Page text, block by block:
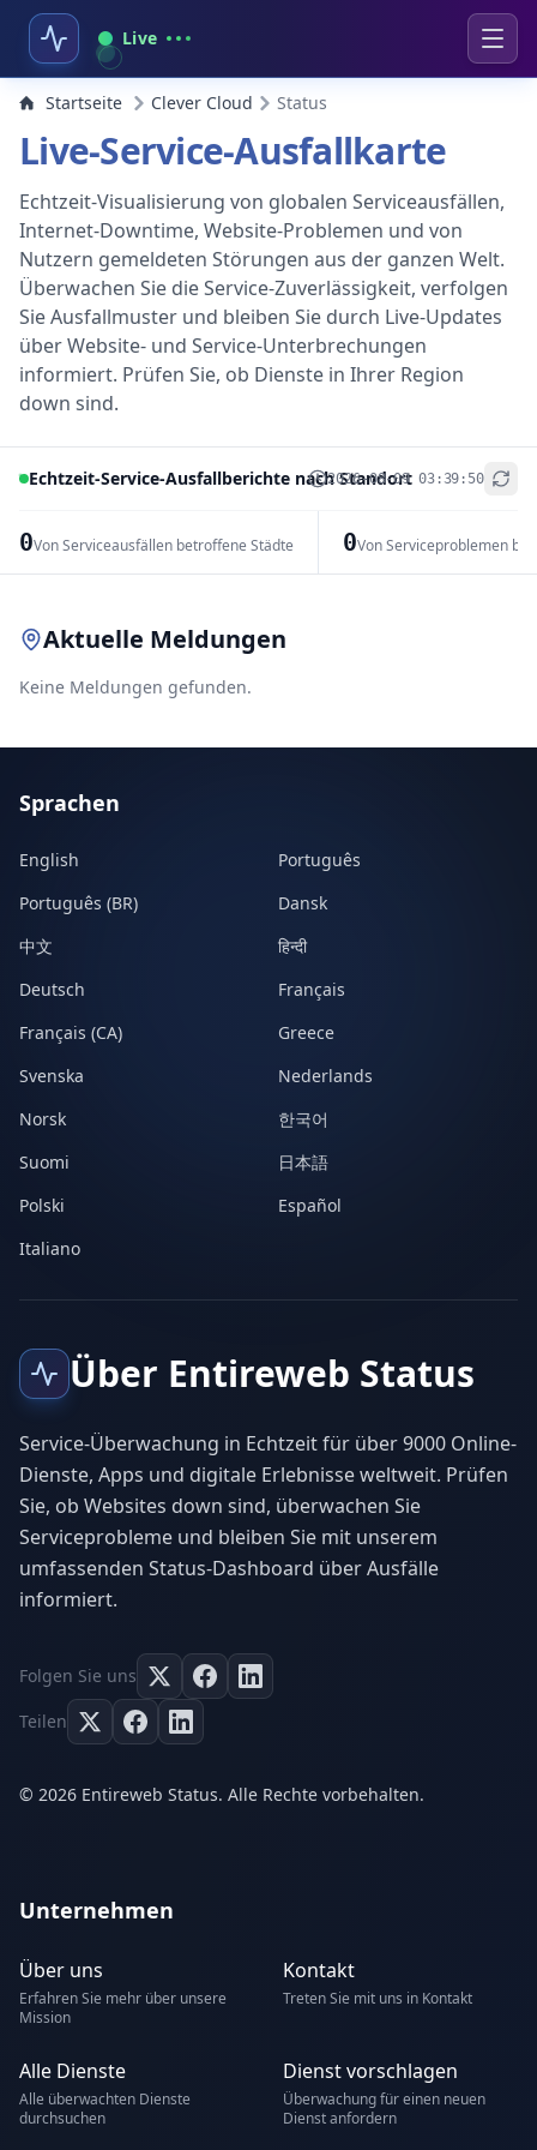
Live
Startseite Clever Cloud Status
Live-Service-Ausfallkarte
Echtzeit-Visualisierung von globalen Serviceausfällen,
Internet-Downtime, Website-Problemen und von
Nutzern gemeldeten Störungen aus der ganzen Welt.
Überwachen Sie die Service-Zuverlässigkeit, verfolgen
Sie Ausfallmuster und bleiben Sie durch Live-Updates
über Website- und Service-Unterbrechungen
informiert. Prüfen Sie, ob Dienste in Ihrer Region
down sind.
Echtzeit-Service-Ausfallberichte nach Standort
2026-08-09 03:39:50
0Von Serviceausfällen betroffene Städte 0Von Serviceproblemen
+
Aktuelle Meldungen
Keine Meldungen gefunden.
Sprachen
English
Português
Português (BR)
Dansk
中文
हिन्दी
Deutsch
Français
Français (CA)
Greece
Svenska
Nederlands
Norsk
한국어
Suomi
日本語
Polski
Español
Italiano
Über Entireweb Status
Service-Überwachung in Echtzeit für über 9000 Online-
Dienste, Apps und digitale Erlebnisse weltweit. Prüfen
Sie, ob Websites down sind, überwachen Sie
Serviceprobleme und bleiben Sie mit unserem
umfassenden Status-Dashboard über Ausfälle
informiert.
Folgen Sie uns
Teilen
© 2026 Entireweb Status. Alle Rechte vorbehalten.
Unternehmen
Über uns
Erfahren Sie mehr über unsere
Mission
Kontakt
Treten Sie mit uns in Kontakt
Alle Dienste
Alle überwachten Dienste
durchsuchen
Dienst vorschlagen
Überwachung für einen neuen
Dienst anfordern